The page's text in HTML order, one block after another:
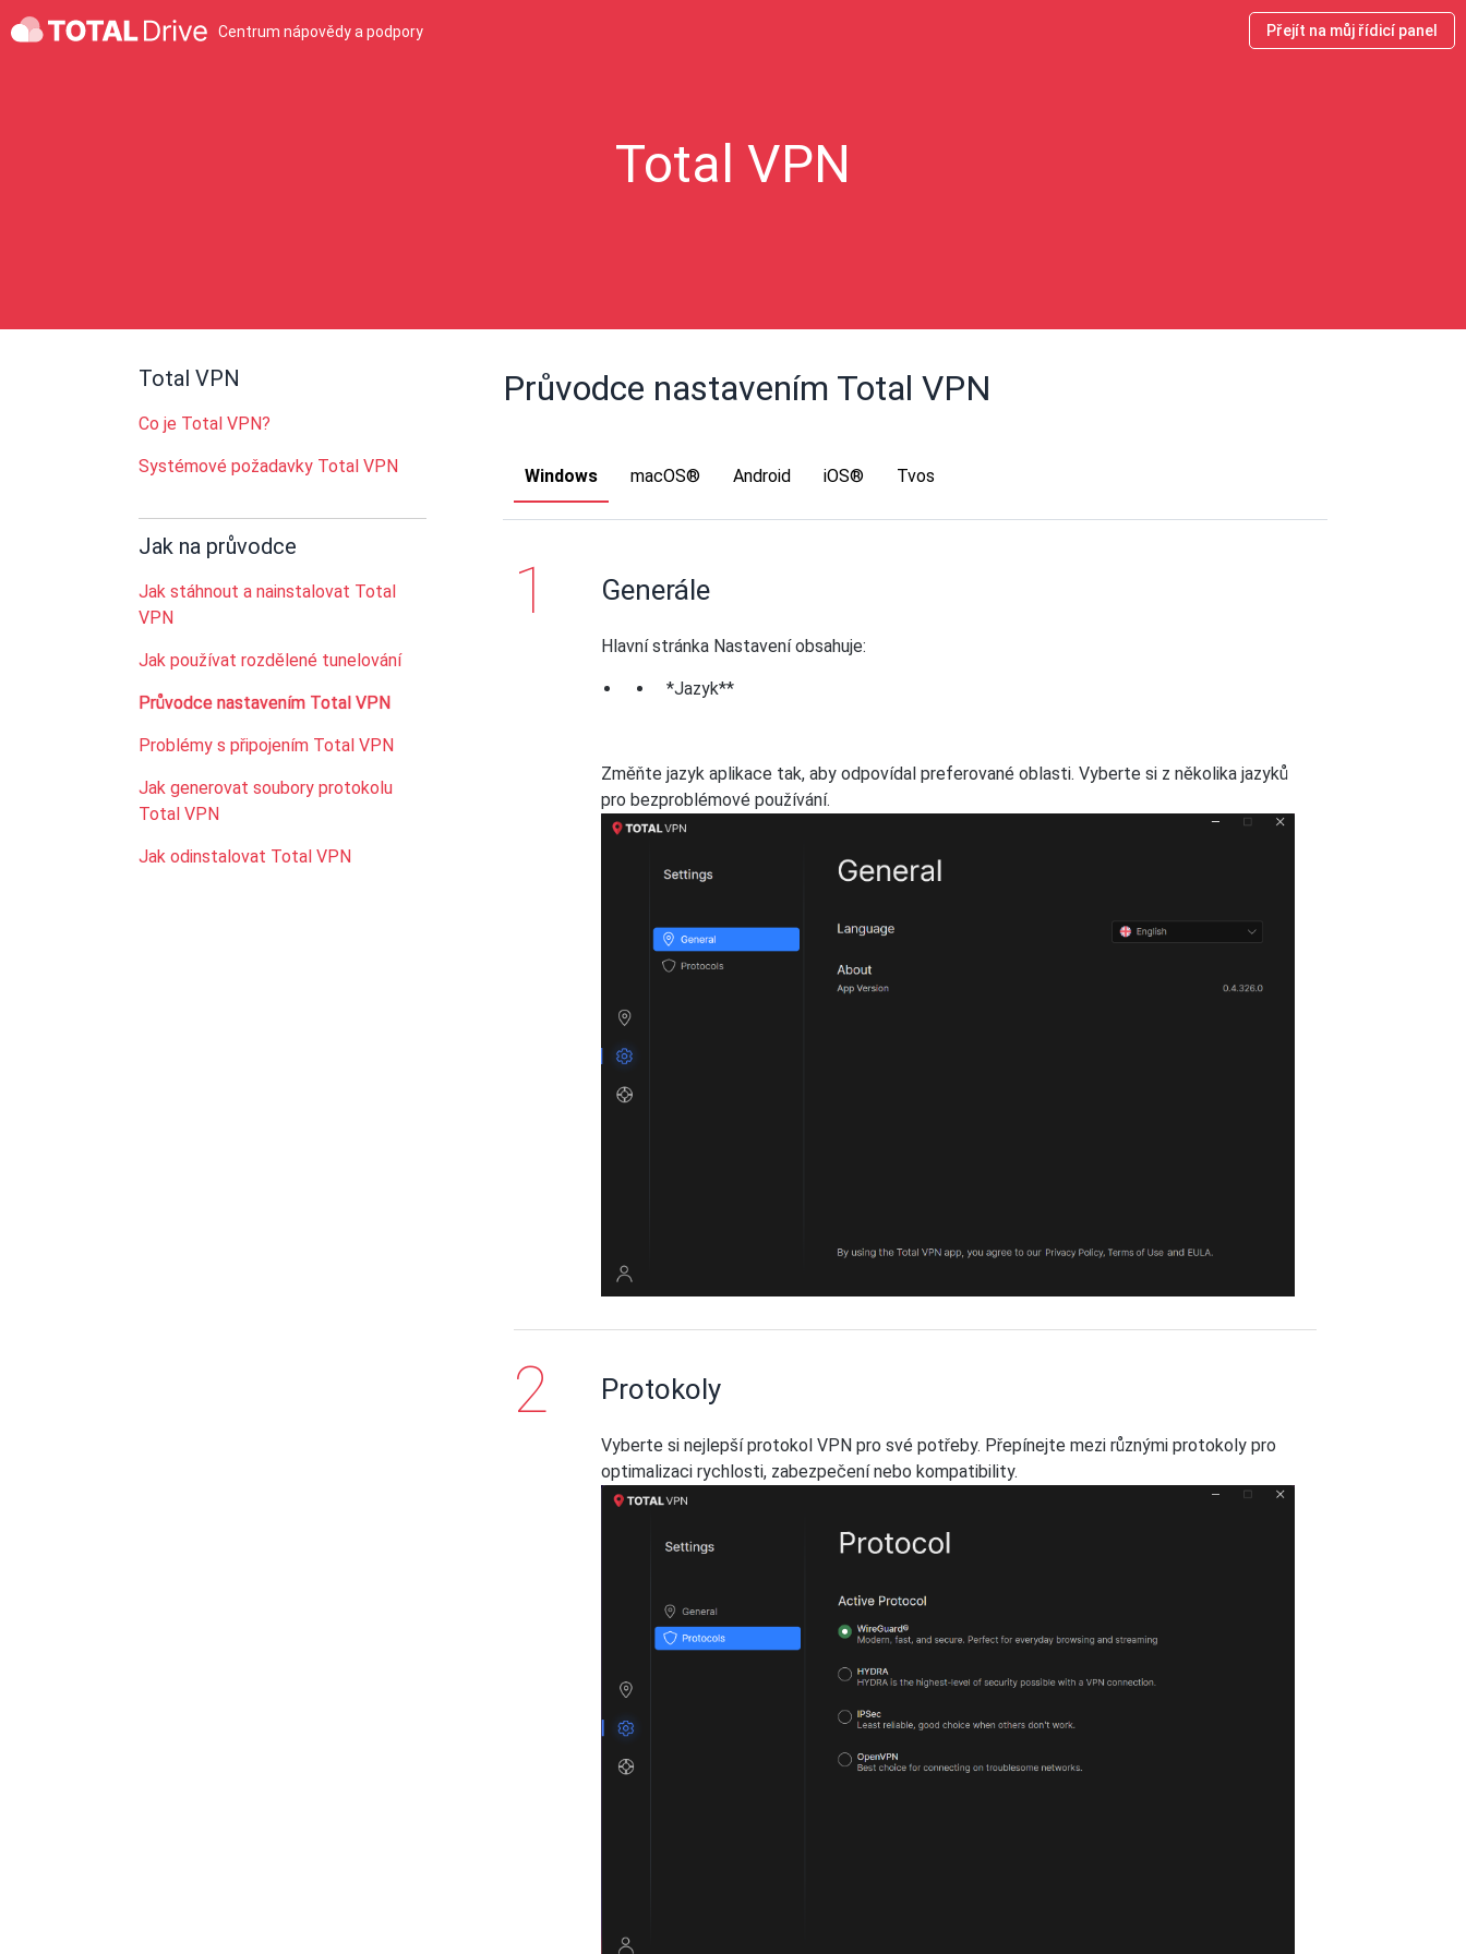
Centrum nápovědy a podpory Přejít na můj řídicí panel
Total VPN
Total VPN
Co je Total VPN?
Systémové požadavky Total VPN
Jak na průvodce
Jak stáhnout a nainstalovat Total
VPN
Jak používat rozdělené tunelování
Průvodce nastavením Total VPN
Problémy s připojením Total VPN
Jak generovat soubory protokolu
Total VPN
Jak odinstalovat Total VPN
Průvodce nastavením Total VPN
Windows macOS® Android iOS® Tvos
Generále
Hlavní stránka Nastavení obsahuje:
*Jazyk**
Změňte jazyk aplikace tak, aby odpovídal preferované oblasti. Vyberte si z několika jazyků
pro bezproblémové používání.
Protokoly
Vyberte si nejlepší protokol VPN pro své potřeby. Přepínejte mezi různými protokoly pro
optimalizaci rychlosti, zabezpečení nebo kompatibility.